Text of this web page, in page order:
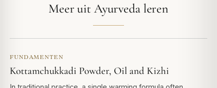
Meer uit Ayurveda leren
FUNDAMENTEN
Kottamchukkadi Powder, Oil and Kizhi